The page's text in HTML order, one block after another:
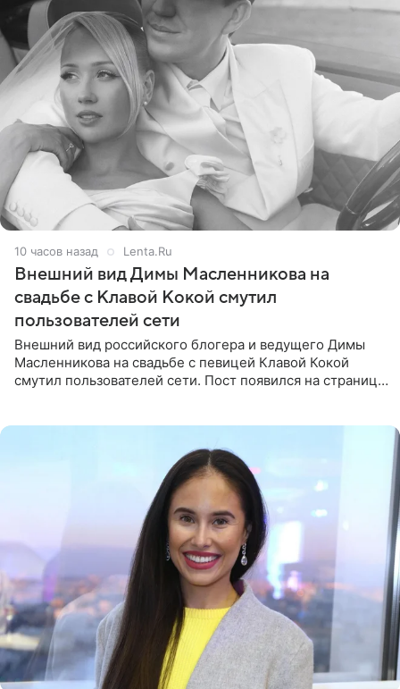
10 часов назад Lenta.Ru
Внешний вид Димы Масленникова на
свадьбе с Клавой Кокой смутил
пользователей сети
Внешний вид российского блогера и ведущего Димы
Масленникова на свадьбе с певицей Клавой Кокой
смутил пользователей сети. Пост появился на странице